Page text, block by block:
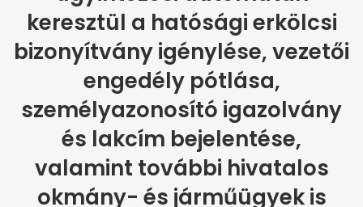
keresztül a hatósági erkölcsi
bizonyítvány igénylése, vezetői
engedély pótlása,
személyazonosító igazolvány
és lakcím bejelentése,
valamint további hivatalos
okmány- és járműügyek is